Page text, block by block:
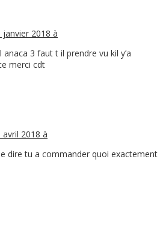
janvier 2018 à
anaca 3 faut t il prendre vu kil y’a
merci cdt
avril 2018 à
dire tu a commander quoi exactement